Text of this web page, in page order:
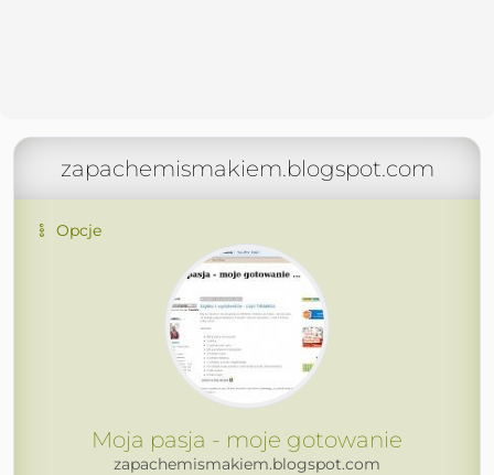
zapachemismakiem.blogspot.com
Opcje
Moja pasja - moje gotowanie
zapachemismakiem.blogspot.com